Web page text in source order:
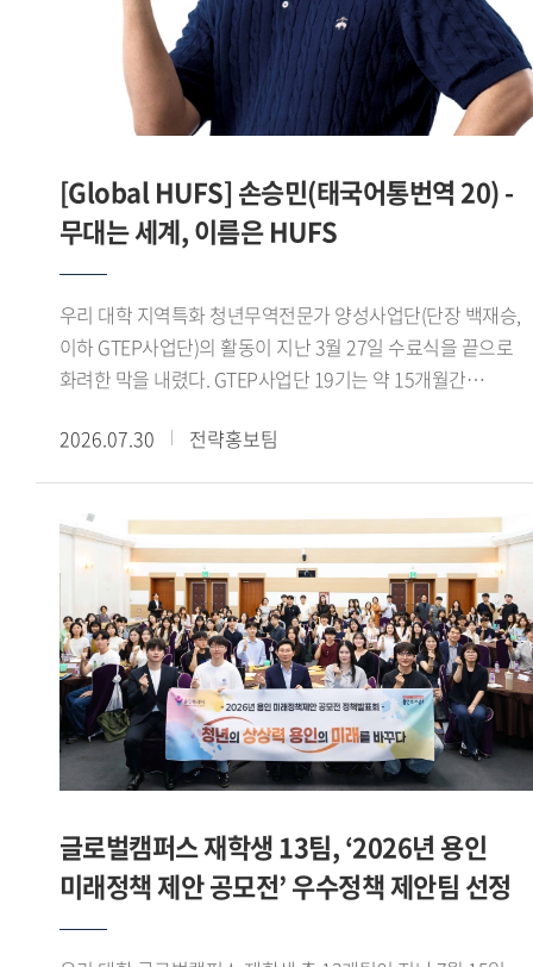
서울고용복지플러스센터 청년ON 라운지 다목적홀에서 열린
「2026년 서울 지역 대학일자리플러스센터 성과공유회」에서
심사 결과 1위를 기록하며 우수상을 수상했다.서포터즈 대표
서민성 학생(차이나데이터큐레이션전공 23)은 "학생들의
노력했다"며 "학생들과의 공감과 소통을 중심으로 한 활동이
좋은 평가를 받아 뜻깊게 생각한다"고 말했다.한편 우리 대학
대학일자리플러스본부는 이번 성과를 바탕으로 2026학년도
맞춤형 진로 취업 정보 제공과 청년고용정책 홍보를
지속적으로 추진할 계획이다.
[Global HUFS] 손승민(태국어통번역 20) -
무대는 세계, 이름은 HUFS
우리 대학 지역특화 청년무역전문가 양성사업단(단장 백재승,
이하 GTEP사업단)의 활동이 지난 3월 27일 수료식을 끝으로
화려한 막을 내렸다. GTEP사업단 19기는 약 15개월간
이상의 교육과정을 이수하고, 산학협력 기업과 연계한 해외
다양한 실무 프로젝트를 수행했다. 그중 우수학생 부문에서
손승민(태국어통번역 20) 학생이 산업통상자원부 장관상을
받으며 빛나는 성과를 기록했다. - 우수학생 부문에서
산업통상자원부 장관상을 받았습니다. 소감을 들려주세요.
GTEP 19기 친구들 특히 우리 5팀과 함께 고생하며 달린 끝에
산업통상자원부 장관상 이라는 과분한 결과를 얻게 되어 무척
영광스럽습니다. 그리고 아낌없이 지도해주신 백재승 교수님과
김민정 실장님께 감사한 마음이 큽니다. - GTEP사업단을 통해
480시간 이상의 교육과정 이수와 다양한 실무 프로젝트를
경험했습니다. 사업단 활동이 어떤 의미였는지 들어보고
싶습니다. 대학 생활 중 손에 꼽히는 유의미한 활동이면서
한편으로는 쉽지 않은 활동이었다고 느낍니다. 수출입 관련
교육과정을 480시간 이상 받고, 기업과 연계한 실무활동 약
120시간이 진행됐습니다. 처음에는 긴 시간 활동이 가능할까
싶었는데 매 순간 성실하게 임하다 보니 모든 과정을
2026.07.30 전략홍보팀
글로벌캠퍼스 재학생 13팀, ‘2026년 용인
미래정책 제안 공모전’ 우수정책 제안팀 선정